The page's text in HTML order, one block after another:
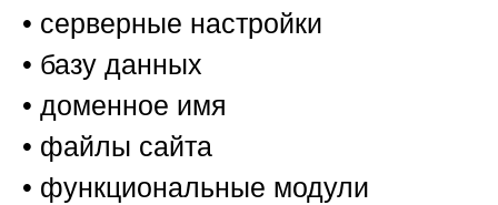
• серверные настройки
• базу данных
• доменное имя
• файлы сайта
• функциональные модули